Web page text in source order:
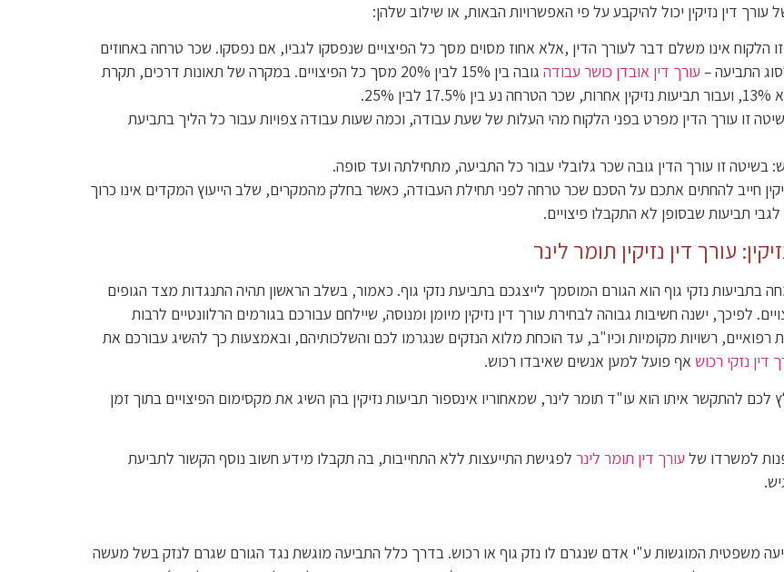
דין נזיקין יכול להיקבע על פי האפשרויות הבאות, או שילוב שלהן:
הלקוח אינו משלם דבר לעורך הדין ,אלא אחוז מסוים מסך כל הפיצויים שנפסקו לגביו, אם נפסקו. שכר טרחה באחוזים
התביעה – עורך דין אובדן כושר עבודה
גובה בין 15% לבין 20% מסך כל הפיצויים. במקרה של תאונות דרכים, תקרת
25%.
זו עורך הדין מפרט בפני הלקוח מהי העלות של שעת עבודה, וכמה שעות עבודה צפויות עבור כל הליך בתביעת
בשיטה זו עורך הדין גובה שכר גלובלי עבור כל התביעה, מתחילתה ועד סופה.
נזיקין חייב להחתים אתכם על הסכם שכר טרחה לפני תחילת העבודה, כאשר בחלק מהמקרים, שלב הייעוץ המקדים אינו כרוך
תביעות שבסופן לא התקבלו פיצויים.
עורך דין נזיקין תומר לינר
בתביעות נזקי גוף הוא הגורם המוסמך לייצגכם בתביעת נזקי גוף. כאמור, בשלב הראשון תהיה התנגדות מצד הגופים
לפיכך, ישנה חשיבות גבוהה לבחירת עורך דין נזיקין מיומן ומנוסה, שיילחם עבורכם בגורמים הרלוונטיים לרבות
רפואיים, רשויות מקומיות וכיו"ב, עד הוכחת מלוא הנזקים שנגרמו לכם והשלכותיהם, ובאמצעות כך להשיג עבורכם את
דין נזקי רכושאף פועל למען אנשים שאיבדו רכוש.
לכם להתקשר איתו הוא עו"ד תומר לינר, שמאחוריו אינספור תביעות נזיקין בהן השיג את מקסימום הפיצויים בתוך זמן
למשרדו של עורך דין תומר לינרלפגישת התייעצות ללא התחייבות, בה תקבלו מידע חשוב נוסף הקשור לתביעת
משפטית המוגשות ע"י אדם שנגרם לו נזק גוף או רכוש. בדרך כלל התביעה מוגשת נגד הגורם שגרם לנזק בשל מעשה